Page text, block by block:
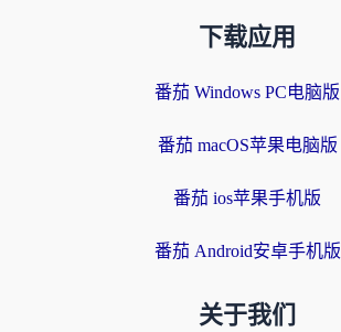
下载应用
番茄 Windows PC电脑版
番茄 macOS苹果电脑版
番茄 ios苹果手机版
番茄 Android安卓手机版
关于我们